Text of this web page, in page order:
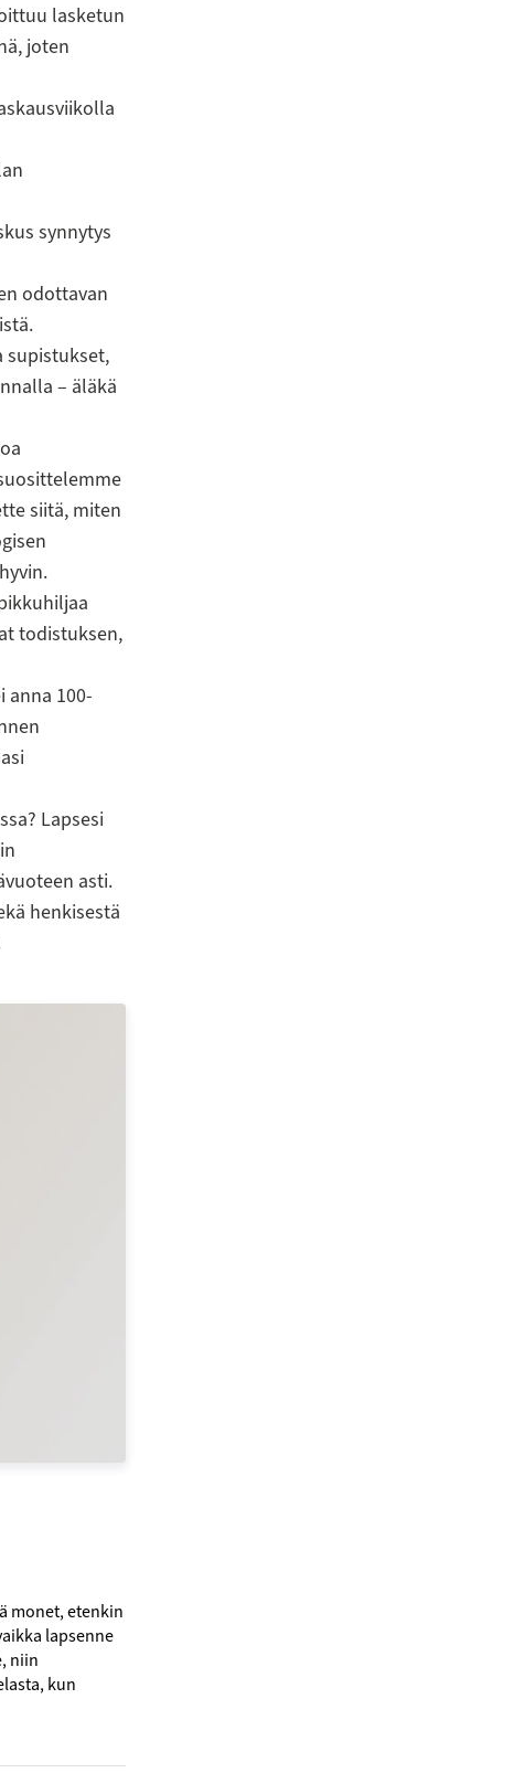
lasketun
joten
synnytys
odottavan
supistukset,
– äläkä
siitä, miten
todistuksen,
anna 100-
Lapsesi
asti.
henkisestä
monet, etenkin
lapsenne
niin
kun